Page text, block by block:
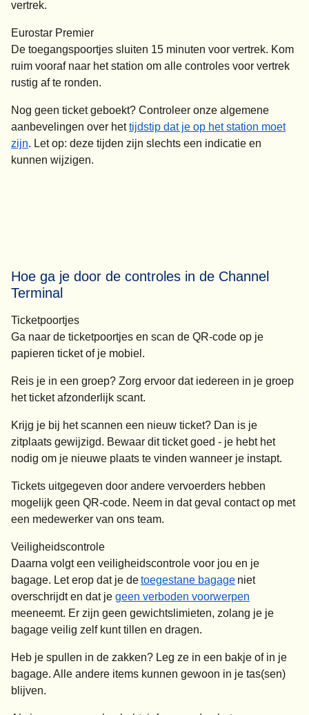
vertrek.
Eurostar Premier
De toegangspoortjes sluiten 15 minuten voor vertrek. Kom
ruim vooraf naar het station om alle controles voor vertrek
rustig af te ronden.
Nog geen ticket geboekt? Controleer onze algemene
aanbevelingen over hettijdstip dat je op het station moet
zijn. Let op: deze tijden zijn slechts een indicatie en
kunnen wijzigen.
Hoe ga je door de controles in de Channel
Terminal
Ticketpoortjes
Ga naar de ticketpoortjes en scan de QR-code op je
papieren ticket of je mobiel.
Reis je in een groep? Zorg ervoor dat iedereen in je groep
het ticket afzonderlijk scant.
Krijg je bij het scannen een nieuw ticket? Dan is je
zitplaats gewijzigd. Bewaar dit ticket goed - je hebt het
nodig om je nieuwe plaats te vinden wanneer je instapt.
Tickets uitgegeven door andere vervoerders hebben
mogelijk geen QR-code. Neem in dat geval contact op met
een medewerker van ons team.
Veiligheidscontrole
Daarna volgt een veiligheidscontrole voor jou en je
bagage. Let erop dat je detoegestane bagage niet
overschrijdt en dat je geen verboden voorwerpen
meeneemt. Er zijn geen gewichtslimieten, zolang je je
bagage veilig zelf kunt tillen en dragen.
Heb je spullen in de zakken? Leg ze in een bakje of in je
bagage. Alle andere items kunnen gewoon in je tas(sen)
blijven.